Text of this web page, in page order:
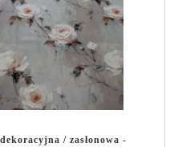
/ zasłonowa -